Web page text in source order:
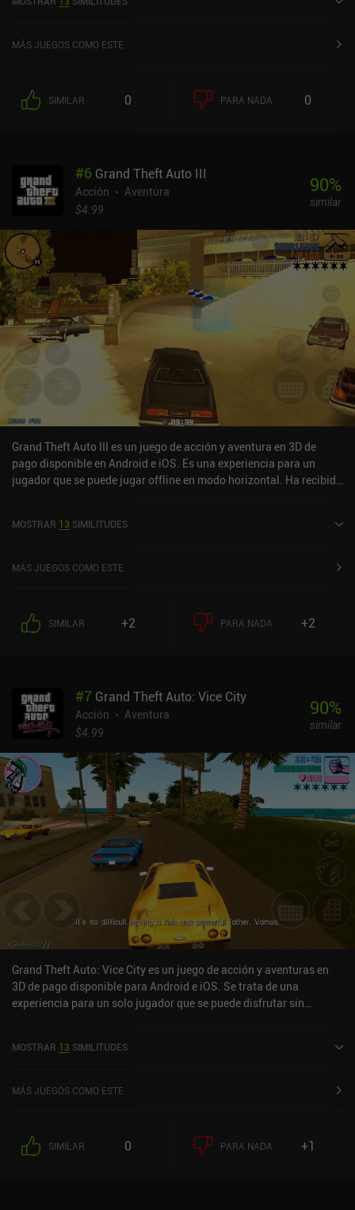
una valoración actual de 3 sobre 5,0 en Google Play y de 4,6 sobre
MÁS JUEGOS COMO ESTE
SIMILAR 0 PARA NADA 0
#6 Grand Theft Auto III
Acción
Aventura
$4.99
90%
similar
Grand Theft Auto III es un juego de acción y aventura en 3D de
pago disponible en Android e iOS. Es una experiencia para un
jugador que se puede jugar offline en modo horizontal. Ha recibido
actual de 3,5 sobre 5,0 en Google Play y de 4,6 sobre 5,0 en la App
MOSTRAR 13 SIMILITUDES
MÁS JUEGOS COMO ESTE
SIMILAR +2 PARA NADA +2
#7 Grand Theft Auto: Vice City
Acción
Aventura
$4.99
90%
similar
Grand Theft Auto: Vice City es un juego de acción y aventuras en
3D de pago disponible para Android e iOS. Se trata de una
experiencia para un solo jugador que se puede disfrutar sin
se lanzó en diciembre de 2012 y tiene actualmente una puntuación
de iOS.
MOSTRAR 13 SIMILITUDES
MÁS JUEGOS COMO ESTE
SIMILAR 0 PARA NADA +1